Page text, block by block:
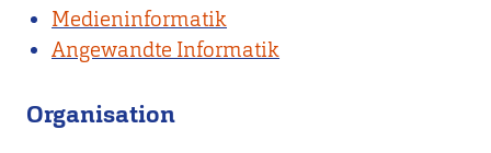
Medieninformatik
Angewandte Informatik
Organisation